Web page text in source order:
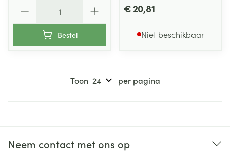
Bestel
€ 20,81
Niet beschikbaar
Toon per pagina
Neem contact met ons op